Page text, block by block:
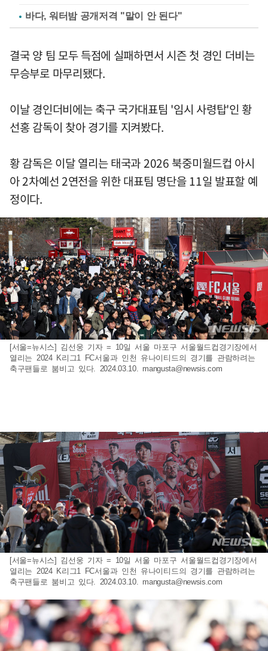
바다, 워터밤 공개저격 "말이 안 된다"
결국 양 팀 모두 득점에 실패하면서 시즌 첫 경인 더비는
무승부로 마무리됐다.
이날 경인더비에는 축구 국가대표팀 '임시 사령탑'인 황
선홍 감독이 찾아 경기를 지켜봤다.
황 감독은 이달 열리는 태국과 2026 북중미월드컵 아시
아 2차예선 2연전을 위한 대표팀 명단을 11일 발표할 예
정이다.
[서울=뉴시스] 김선웅 기자 = 10일 서울 마포구 서울월드컵경기장에서
열리는 2024 K리그1 FC서울과 인천 유나이티드의 경기를 관람하려는
축구팬들로 붐비고 있다. 2024.03.10. mangusta@newsis.com
[서울=뉴시스] 김선웅 기자 = 10일 서울 마포구 서울월드컵경기장에서
열리는 2024 K리그1 FC서울과 인천 유나이티드의 경기를 관람하려는
축구팬들로 붐비고 있다. 2024.03.10. mangusta@newsis.com